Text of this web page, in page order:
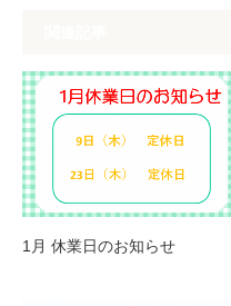
1月 休業日のお知らせ